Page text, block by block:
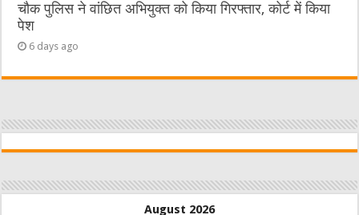
चौक पुलिस ने वांछित अभियुक्त को किया गिरफ्तार, कोर्ट में किया
पेश
6 days ago
August 2026